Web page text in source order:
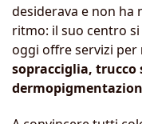
desiderava e non ha
ritmo: il suo centro si
oggi offre servizi per
sopracciglia, trucco